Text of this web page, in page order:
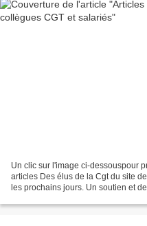
Un clic sur l'image ci-dessouspour
articles Des élus de la Cgt du site
les prochains jours. Un soutien et